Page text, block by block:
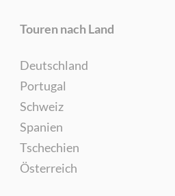
Touren nach Land
Deutschland
Portugal
Schweiz
Spanien
Tschechien
Österreich